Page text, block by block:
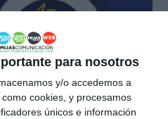
para nosotros
y/o accedemos a
cookies, y procesamos
únicos e información